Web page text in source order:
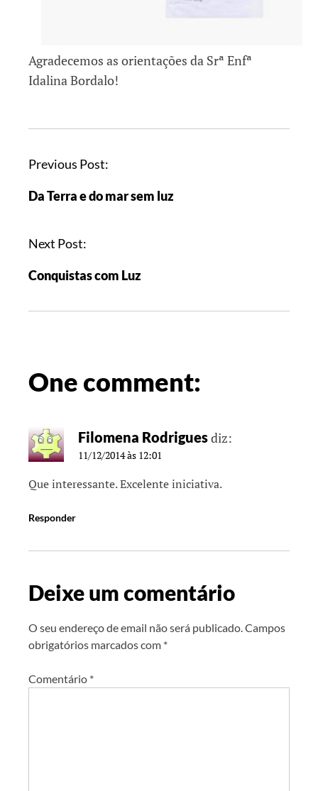
Agradecemos as orientações da Srª Enfª
Idalina Bordalo!
Previous Post:
Da Terra e do mar sem luz
Next Post:
Conquistas com Luz
One comment:
Filomena Rodriguesdiz:
11/12/2014 às 12:01
Que interessante. Excelente iniciativa.
Responder
Deixe um comentário
O seu endereço de email não será publicado. Campos
obrigatórios marcados com *
Comentário *